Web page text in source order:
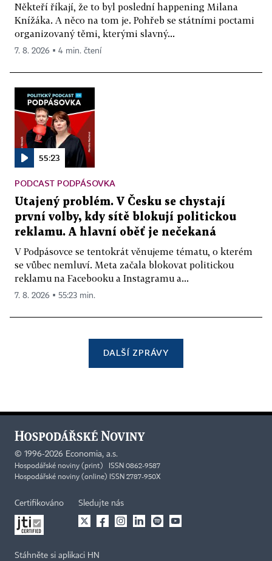
Někteří říkají, že to byl poslední happening Milana
Knížáka. A něco na tom je. Pohřeb se státními poctami
organizovaný těmi, kterými slavný...
7. 8. 2026 ▪ 4 min. čtení
55:23
PODCAST PODPÁSOVKA
Utajený problém. V Česku se chystají
první volby, kdy sítě blokují politickou
reklamu. A hlavní oběť je nečekaná
V Podpásovce se tentokrát věnujeme tématu, o kterém
se vůbec nemluví. Meta začala blokovat politickou
reklamu na Facebooku a Instagramu a...
7. 8. 2026 ▪ 55:23 min.
DALŠÍ ZPRÁVY
© 1996-2026 Economia, a.s.
Hospodářské noviny (print) ISSN 0862-9587
Hospodářské noviny (online) ISSN 2787-950X
Certifikováno Sledujte nás
Stáhněte si aplikaci HN